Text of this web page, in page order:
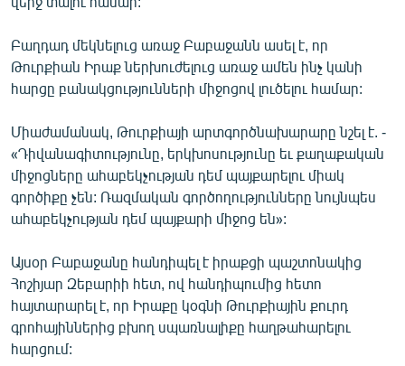
ՄՇԱԿՈՒՅԹ
ՍՊՈՐՏ
ՏՏ ԵՒ ԻՆՏԵՐՆԵՏ
ԿՈՐՈՆԱՎԻՐՈՒՍ
ԱՐԽԻՎ
ԲԱՆԱՎԵՃ
ՁԳՏԵԼՈՎ ԼԱՎԱԳՈՒՅՆԻՆ
ՓՈԴՔԱՍԹ
Բաղդադ մեկնելուց առաջ Բաբաջանն ասել է, որ
Թուրքիան Իրաք ներխուժելուց առաջ ամեն ինչ կանի
հարցը բանակցությունների միջոցով լուծելու համար:
Միաժամանակ, Թուրքիայի արտգործնախարարը նշել է. -
«Դիվանագիտությունը, երկխոսությունը եւ քաղաքական
միջոցները ահաբեկչության դեմ պայքարելու միակ
գործիքը չեն: Ռազմական գործողությունները նույնպես
ահաբեկչության դեմ պայքարի միջոց են»:
Այսօր Բաբաջանը հանդիպել է իրաքցի պաշտոնակից
Հոշիյար Զեբարիի հետ, ով հանդիպումից հետո
հայտարարել է, որ Իրաքը կօգնի Թուրքիային քուրդ
գրոհայիններից բխող սպառնալիքը հաղթահարելու
հարցում: